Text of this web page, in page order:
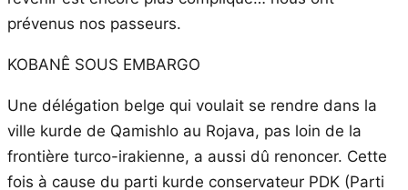
prévenus nos passeurs.
KOBANÊ SOUS EMBARGO
Une délégation belge qui voulait se rendre dans la
ville kurde de Qamishlo au Rojava, pas loin de la
frontière turco-irakienne, a aussi dû renoncer. Cette
fois à cause du parti kurde conservateur PDK (Parti